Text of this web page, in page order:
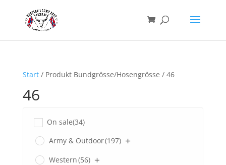
Start/ Produkt Bundgrösse/Hosengrösse / 46
46
On sale(34)
Army & Outdoor(197)
Western(56)